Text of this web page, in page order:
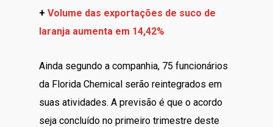
+ Volume das exportações de suco de
laranja aumenta em 14,42%
Ainda segundo a companhia, 75 funcionários
da Florida Chemical serão reintegrados em
suas atividades. A previsão é que o acordo
seja concluído no primeiro trimestre deste